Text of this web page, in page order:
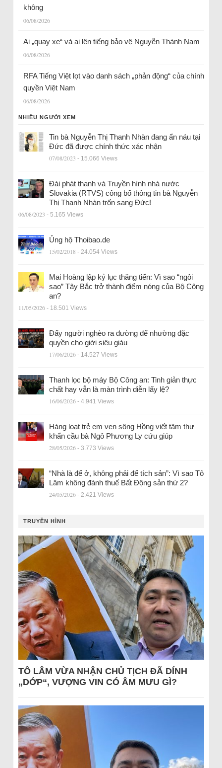
không
06/08/2026
Ai „quay xe“ và ai lên tiếng bảo vệ Nguyễn Thành Nam
06/08/2026
RFA Tiếng Việt lọt vào danh sách „phản động“ của chính
quyền Việt Nam
06/08/2026
NHIỀU NGƯỜI XEM
Tin bà Nguyễn Thị Thanh Nhàn đang ẩn náu tại
Đức đã được chính thức xác nhận
07/08/2023 - 15.066 Views
Đài phát thanh và Truyền hình nhà nước
Slovakia (RTVS) công bố thông tin bà Nguyễn
Thị Thanh Nhàn trốn sang Đức!
06/08/2023 - 5.165 Views
Ủng hộ Thoibao.de
15/02/2018 - 24.054 Views
Mai Hoàng lập kỷ lục thăng tiến: Vì sao “ngôi
sao” Tây Bắc trở thành điểm nóng của Bộ Công
an?
11/05/2026 - 18.501 Views
Đẩy người nghèo ra đường để nhường đặc
quyền cho giới siêu giàu
17/06/2026 - 14.527 Views
Thanh lọc bộ máy Bộ Công an: Tinh giản thực
chất hay vẫn là màn trình diễn lấy lệ?
16/06/2026 - 4.941 Views
Hàng loạt trẻ em ven sông Hồng viết tâm thư
khẩn cầu bà Ngô Phương Ly cứu giúp
28/05/2026 - 3.773 Views
“Nhà là để ở, không phải để tích sản”: Vì sao Tô
Lâm không đánh thuế Bất Động sản thứ 2?
24/05/2026 - 2.421 Views
TRUYỀN HÌNH
TÔ LÂM VỪA NHẬN CHỦ TỊCH ĐÃ DÍNH
„DỚP“, VƯỢNG VIN CÓ ÂM MƯU GÌ?